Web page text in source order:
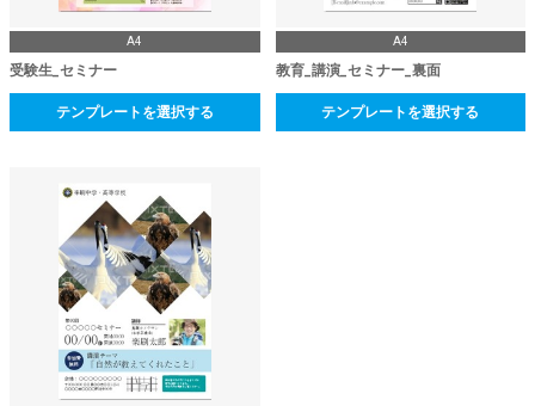
A4
受験生_セミナー
テンプレートを選択する
A4
教育_講演_セミナー_裏面
テンプレートを選択する